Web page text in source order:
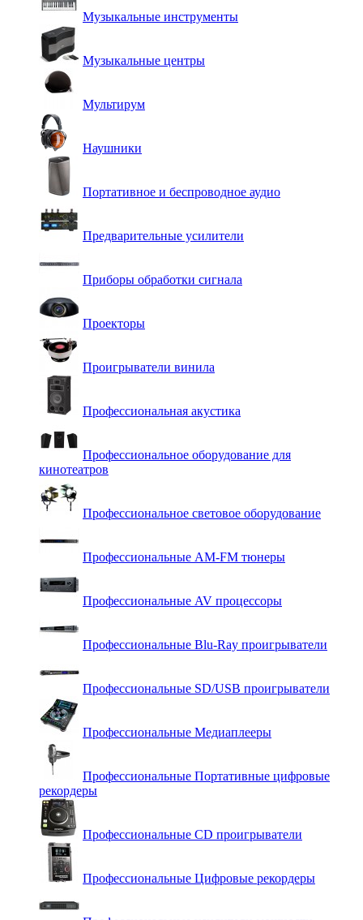
Музыкальные инструменты
Музыкальные центры
Мультирум
Наушники
Портативное и беспроводное аудио
Предварительные усилители
Приборы обработки сигнала
Проекторы
Проигрыватели винила
Профессиональная акустика
Профессиональное оборудование для
кинотеатров
Профессиональное световое оборудование
Профессиональные AM-FM тюнеры
Профессиональные AV процессоры
Профессиональные Blu-Ray проигрыватели
Профессиональные SD/USB проигрыватели
Профессиональные Медиаплееры
Профессиональные Портативные цифровые
рекордеры
Профессиональные СD проигрыватели
Профессиональные Цифровые рекордеры